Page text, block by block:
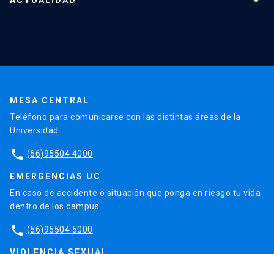
MESA CENTRAL
Teléfono para comunicarse con las distintas áreas de la
Universidad.
phone (56)95504 4000
EMERGENCIAS UC
En caso de accidente o situación que ponga en riesgo tu vida
dentro de los campus.
phone (56)95504 5000